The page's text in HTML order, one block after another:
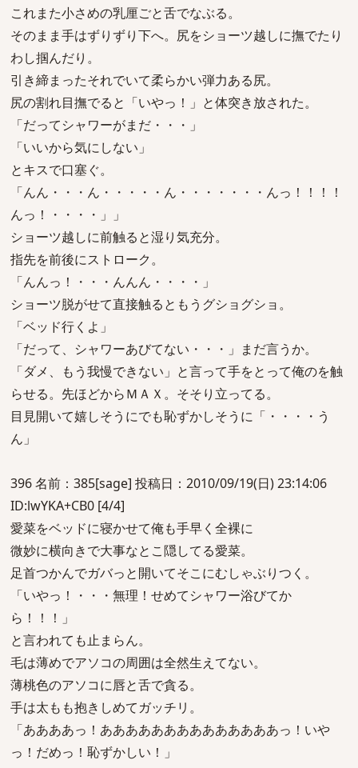
これまた小さめの乳厘ごと舌でなぶる。
そのまま手はずりずり下へ。尻をショーツ越しに撫でたり
わし掴んだり。
引き締まったそれでいて柔らかい弾力ある尻。
尻の割れ目撫でると「いやっ！」と体突き放された。
「だってシャワーがまだ・・・」
「いいから気にしない」
とキスで口塞ぐ。
「んん・・・ん・・・・・ん・・・・・・・んっ！！！！
んっ！・・・・」」
ショーツ越しに前触ると湿り気充分。
指先を前後にストローク。
「んんっ！・・・んんん・・・・」
ショーツ脱がせて直接触るともうグショグショ。
「ベッド行くよ」
「だって、シャワーあびてない・・・」まだ言うか。
「ダメ、もう我慢できない」と言って手をとって俺のを触
らせる。先ほどからＭＡＸ。そそり立ってる。
目見開いて嬉しそうにでも恥ずかしそうに「・・・・う
ん」
396 名前：385[sage] 投稿日：2010/09/19(日) 23:14:06
ID:lwYKA+CB0 [4/4]
愛菜をベッドに寝かせて俺も手早く全裸に
微妙に横向きで大事なとこ隠してる愛菜。
足首つかんでガバっと開いてそこにむしゃぶりつく。
「いやっ！・・・無理！せめてシャワー浴びてか
ら！！！」
と言われても止まらん。
毛は薄めでアソコの周囲は全然生えてない。
薄桃色のアソコに唇と舌で貪る。
手は太もも抱きしめてガッチリ。
「ああああっ！ああああああああああああああっ！いや
っ！だめっ！恥ずかしい！」